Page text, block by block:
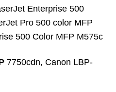
Enterprise 500
Pro 500 color MFP
500 Color MFP M575c
7750cdn, Canon LBP-